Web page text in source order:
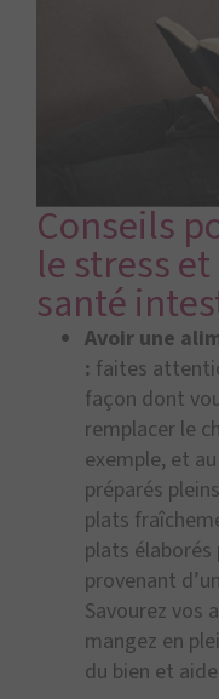
Conseils
le stress
santé
Avoir une
: faites
façon dont
remplacer le
exemple, et
préparés
plats
plats
provenant
Savourez vos
mangez en
du bien et